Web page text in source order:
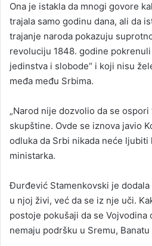
Ona je istakla da mnogi govore
trajala samo godinu dana, ali da
trajanje naroda pokazuju
revoluciju 1848. godine
jedinstva i slobode“ i koji nisu
međa među Srbima.
„Narod nije dozvolio da se
skupštine. Ovde se iznova javio
odluka da Srbi nikada neće ljubiti
ministarka.
Đurđević Stamenkovski je
u njoj živi, već da se iz nje uči.
postoje pokušaji da se Vojvodina
nemaju podršku u Sremu, Banatu